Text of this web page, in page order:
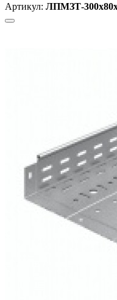
Артикул: ЛПМЗТ-